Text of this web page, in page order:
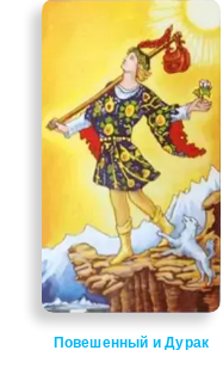
Повешенный и Дурак